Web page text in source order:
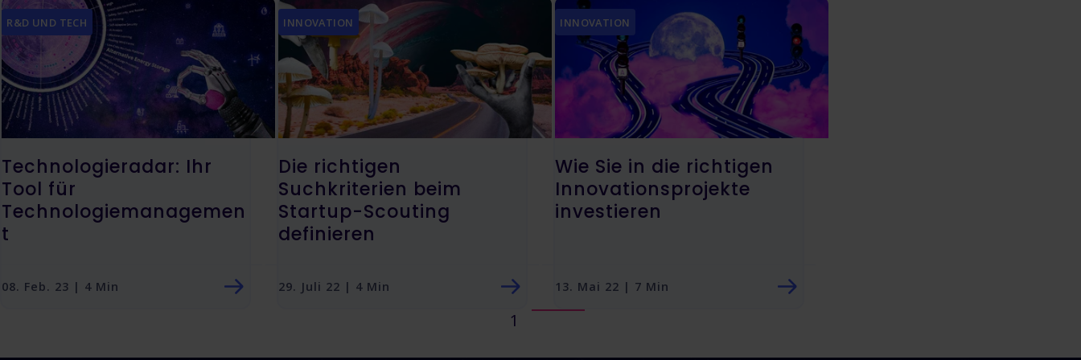
R&D UND TECH
Technologieradar: Ihr
Tool für
Technologiemanagemen
t
08. Feb. 23 | 4 Min
INNOVATION
Die richtigen
Suchkriterien beim
Startup-Scouting
definieren
29. Juli 22 | 4 Min
INNOVATION
Wie Sie in die richtigen
Innovationsprojekte
investieren
13. Mai 22 | 7 Min
1